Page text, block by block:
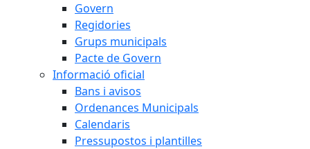
Govern
Regidories
Grups municipals
Pacte de Govern
Informació oficial
Bans i avisos
Ordenances Municipals
Calendaris
Pressupostos i plantilles